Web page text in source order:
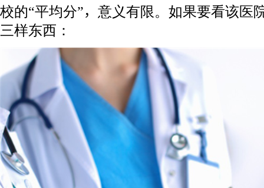
校的“平均分”，意义有限。如果要看该医
三样东西：